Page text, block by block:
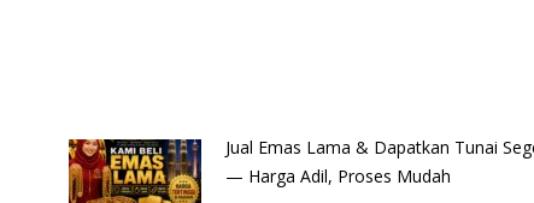
Jual Emas Lama & Dapatkan Tunai
— Harga Adil, Proses Mudah